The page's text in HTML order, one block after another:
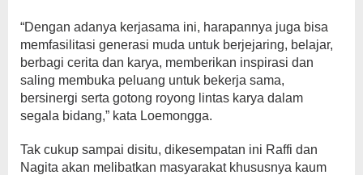
“Dengan adanya kerjasama ini, harapannya juga bisa
memfasilitasi generasi muda untuk berjejaring, belajar,
berbagi cerita dan karya, memberikan inspirasi dan
saling membuka peluang untuk bekerja sama,
bersinergi serta gotong royong lintas karya dalam
segala bidang,” kata Loemongga.
Tak cukup sampai disitu, dikesempatan ini Raffi dan
Nagita akan melibatkan masyarakat khususnya kaum